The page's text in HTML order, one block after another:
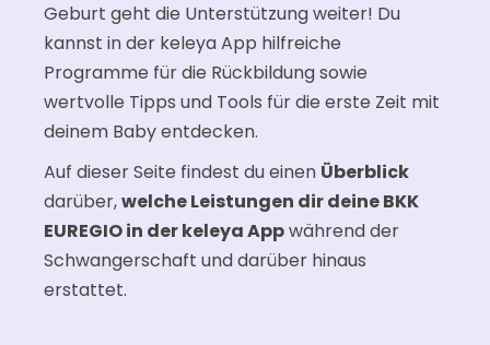
Geburt geht die Unterstützung weiter! Du
kannst in der keleya App hilfreiche
Programme für die Rückbildung sowie
wertvolle Tipps und Tools für die erste Zeit mit
deinem Baby entdecken.
Auf dieser Seite findest du einen Überblick
darüber,welche Leistungen dir deine BKK
EUREGIO in der keleya Appwährend der
Schwangerschaft und darüber hinaus
erstattet.